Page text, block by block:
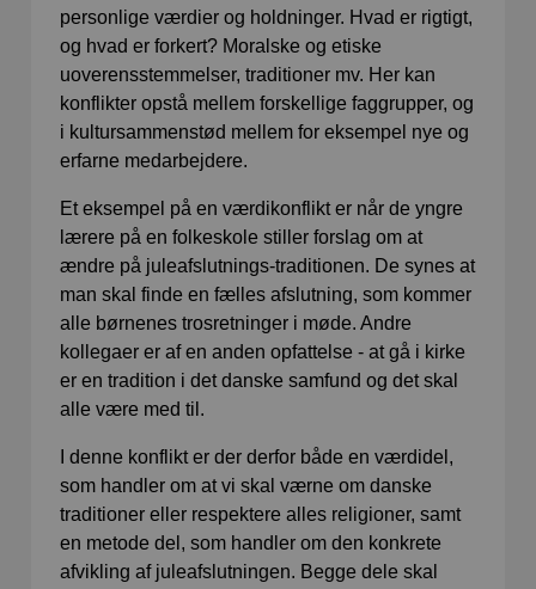
personlige værdier og holdninger. Hvad er rigtigt,
og hvad er forkert? Moralske og etiske
uoverensstemmelser, traditioner mv. Her kan
konflikter opstå mellem forskellige faggrupper, og
i kultursammenstød mellem for eksempel nye og
erfarne medarbejdere.
Et eksempel på en værdikonflikt er når de yngre
lærere på en folkeskole stiller forslag om at
ændre på juleafslutnings-traditionen. De synes at
man skal finde en fælles afslutning, som kommer
alle børnenes trosretninger i møde. Andre
kollegaer er af en anden opfattelse - at gå i kirke
er en tradition i det danske samfund og det skal
alle være med til.
I denne konflikt er der derfor både en værdidel,
som handler om at vi skal værne om danske
traditioner eller respektere alles religioner, samt
en metode del, som handler om den konkrete
afvikling af juleafslutningen. Begge dele skal